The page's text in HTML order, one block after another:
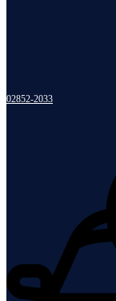
02852-2033